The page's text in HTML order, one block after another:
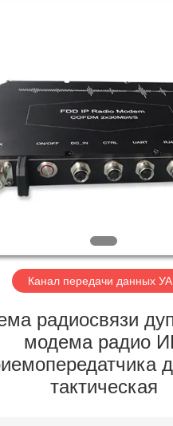
Канал передачи данных
радиосвязи
модема радио
тактическая